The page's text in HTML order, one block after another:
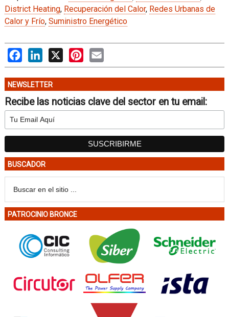
District Heating, Recuperación del Calor, Redes Urbanas de
Calor y Frío, Suministro Energético
FacebookLinkedIn
X PinterestEmail
NEWSLETTER
Recibe las noticias clave del sector en tu email:
BUSCADOR
PATROCINIO BRONCE